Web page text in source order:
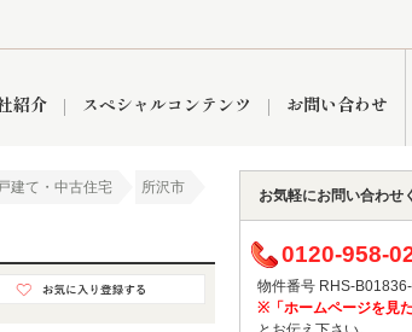
紹介
インフォメーション ブ
スペシャルコンテンツ お問い合わせ
建て・中古住宅
所沢市
お気軽にお問い合わせ
0120-958-
物件番号 RHS-
※「ホームページを見た